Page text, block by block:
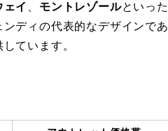
ェイ モントレゾールといった
ディの代表的なデザインであ
ています。